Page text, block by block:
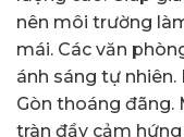
nên môi trường
mái. Các văn
ánh sáng tự
Gòn thoáng đãng.
tràn đầy cảm